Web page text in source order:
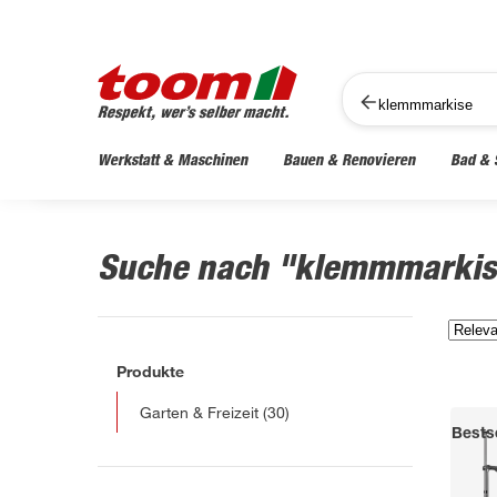
Werkstatt & Maschinen Bauen & Renovieren Bad &
Suche nach
Produkte
Garten & Freizeit (30)